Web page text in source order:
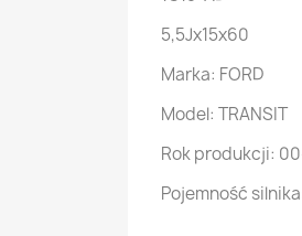
5,5Jx15x60
Marka: FORD
Model: TRANSIT
Rok produkcji:
Pojemność